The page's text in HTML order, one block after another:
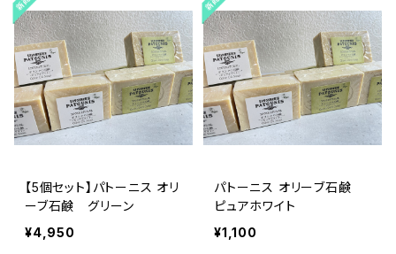
【5個セット】パトーニス オリ
ーブ石鹸 グリーン
¥4,950
パトーニス オリーブ石鹸
ピュアホワイト
¥1,100